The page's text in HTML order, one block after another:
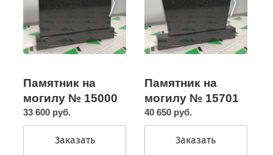
Памятник на
могилу № 15000
33 600 руб.
Заказать
Памятник на
могилу № 15701
40 650 руб.
Заказать